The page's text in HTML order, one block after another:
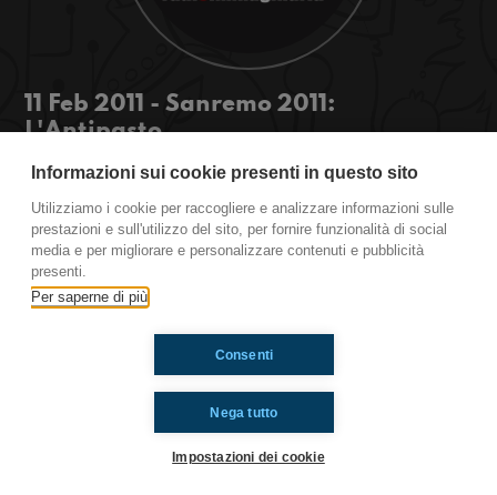
11 Feb 2011 - Sanremo 2011:
L'Antipasto
Una puntata di preparazione al Festival di
informazioni dalle nostre talpe...
Ti è piaciuto? Condividilo!
Informazioni sui cookie presenti in questo sito
Utilizziamo i cookie per raccogliere e analizzare informazioni sulle
prestazioni e sull'utilizzo del sito, per fornire funzionalità di social
media e per migliorare e personalizzare contenuti e pubblicità
presenti.
Per saperne di più
Nega tutto
Consenti
Impostazioni dei cookie